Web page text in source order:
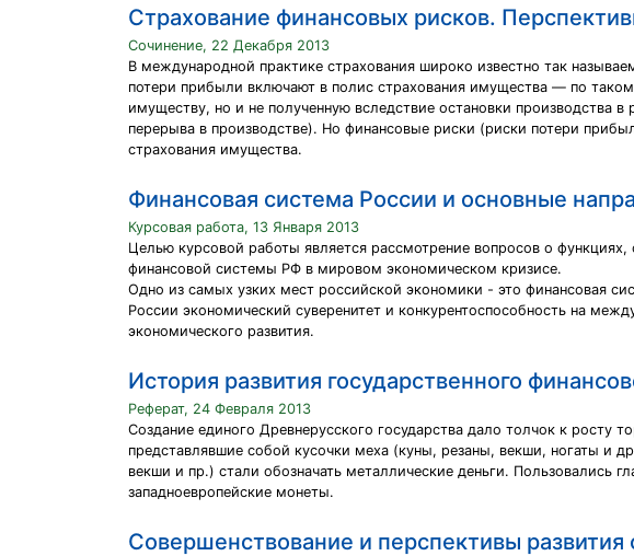
Страхование финансовых рисков.
Сочинение, 22 Декабря 2013
В международной практике страхования широко известно так
потери прибыли включают в полис страхования имущества — по
имуществу, но и не полученную вследствие остановки производства
перерыва в производстве). Но финансовые риски (риски потери
страхования имущества.
Финансовая система России и основные
Курсовая работа, 13 Января 2013
Целью курсовой работы является рассмотрение вопросов о
финансовой системы РФ в мировом экономическом кризисе.
Одно из самых узких мест российской экономики - это финансовая
России экономический суверенитет и конкурентоспособность на
экономического развития.
История развития государственного
Реферат, 24 Февраля 2013
Создание единого Древнерусского государства дало толчок к росту
представлявшие собой кусочки меха (куны, резаны, векши, ногаты и
векши и пр.) стали обозначать металлические деньги. Пользовались
западноевропейские монеты.
Совершенствование и перспективы развития